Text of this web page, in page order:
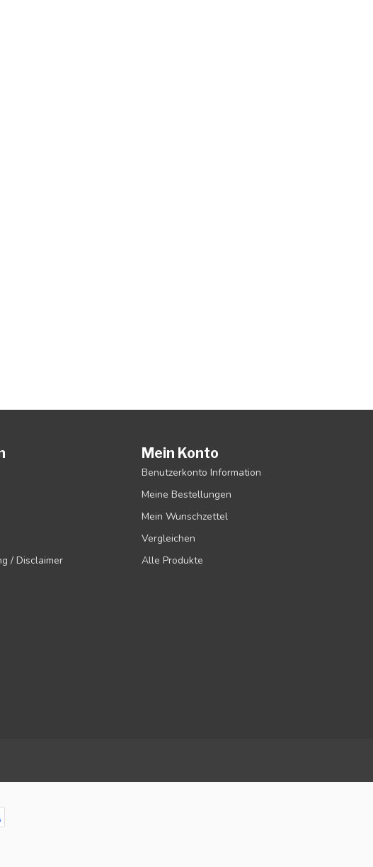
/ Disclaimer
Mein Konto
Benutzerkonto Information
Meine Bestellungen
Mein Wunschzettel
Vergleichen
Alle Produkte